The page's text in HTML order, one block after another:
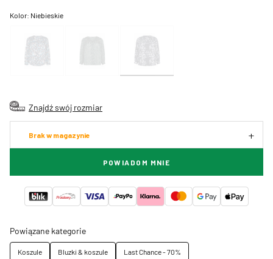
Kolor: Niebieskie
Znajdź swój rozmiar
Brak w magazynie
POWIADOM MNIE
Powiązane kategorie
Koszule Bluzki & koszule Last Chance - 70%